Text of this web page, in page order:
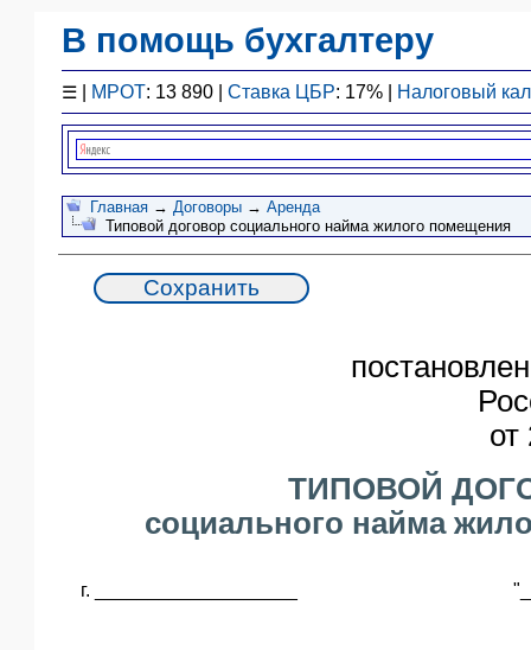
В помощь бухгалтеру
☰ МРОТ: 13 890 | Ставка ЦБР: 17% | Налоговый
Законодательство
F1 - Отчетность
План счетов
Справочник
Упрощенка
Договоры
Главная → Договоры → Аренда
Типовой договор социального найма жилого помещения
от
ТИПОВОЙ
социального найма
г. ___________________